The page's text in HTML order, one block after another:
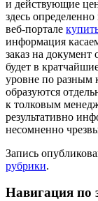
и действующие
здесь
веб-портале
информация
заказ на документ
будет в
уровне по разным
образуются
к толковым
результативно
несомненно
Запись
рубрики.
Навигация по